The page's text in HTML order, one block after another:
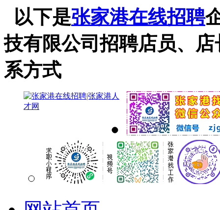
以下是张家港在线招聘
技有限公司招聘店员、
系方式